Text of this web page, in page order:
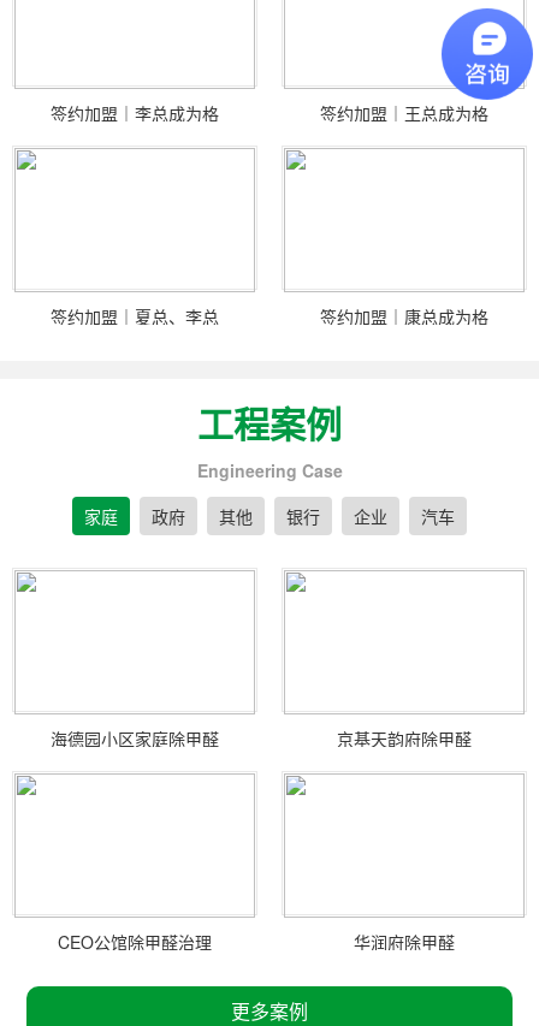
签约加盟｜李总成为格 签约加盟｜王总成为格
签约加盟｜夏总、李总 签约加盟｜康总成为格
工程案例
Engineering Case
家庭
政府 其他 银行 企业 汽车
海德园小区家庭除甲醛 京基天韵府除甲醛
CEO公馆除甲醛治理 华润府除甲醛
更多案例